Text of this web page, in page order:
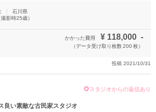
石川県
撮影時25歳）
かかった費用 ¥ 118,000 -
（データ受け取り枚数200枚）
投稿 2021/10/31
スタジオからの返信あり
良い素敵な古民家スタジオ